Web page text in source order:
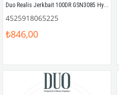
Duo Realis Jerkbait 100DR GSN3085 Hypnotic
4525918065225
₺846,00